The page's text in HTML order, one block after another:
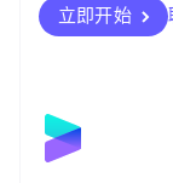
立即开始
瑞士
Deutsch
English
斯洛文尼亚